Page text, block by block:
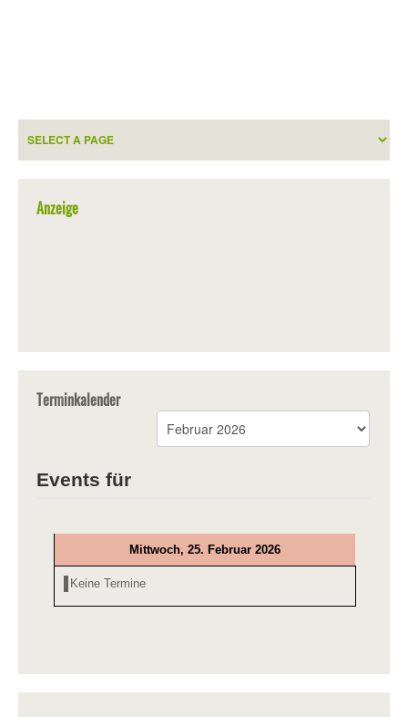
Anzeige
Terminkalender
Events für
Mittwoch, 25. Februar 2026
Keine Termine